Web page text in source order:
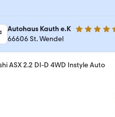
Autohaus Kauth e.K 4.8 Sterne
66606 St. Wendel